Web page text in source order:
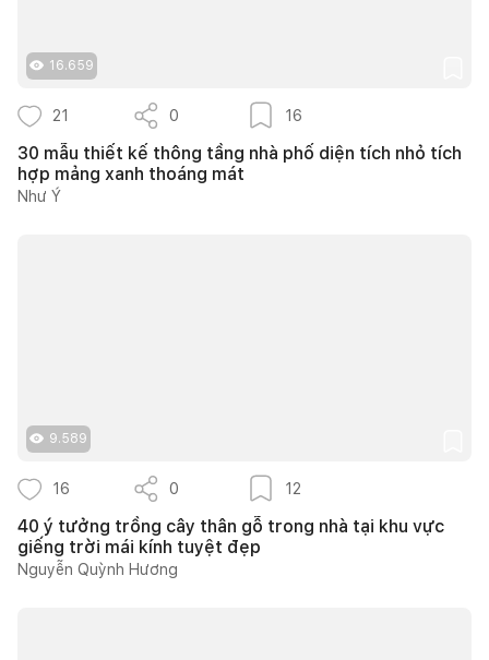
16.659
21 0 16
30 mẫu thiết kế thông tầng nhà phố diện tích nhỏ tích
hợp mảng xanh thoáng mát
Như Ý
9.589
16 0 12
40 ý tưởng trồng cây thân gỗ trong nhà tại khu vực
giếng trời mái kính tuyệt đẹp
Nguyễn Quỳnh Hương